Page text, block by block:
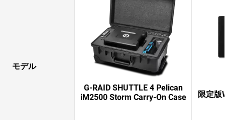
モデル
G-RAID SHUTTLE 4 Pelican
iM2500 Storm Carry-On Case
限定版